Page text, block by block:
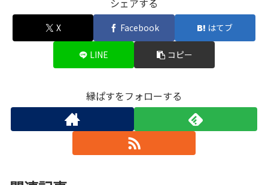
シェアする
X Facebook はてブ
LINE コピー
縁ぱすをフォローする